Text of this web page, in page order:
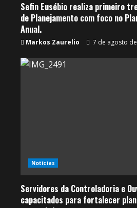
Sefin Eusébio realiza primeiro
de Planejamento com foco no
Anual.
Markos Zaurelio 7 de agosto
Notícias
Servidores da Controladoria e
capacitados para fortalecer